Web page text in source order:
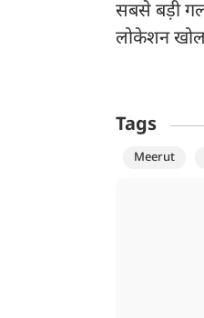
सबसे बड़ी
लोकेशन
Tags
Meerut